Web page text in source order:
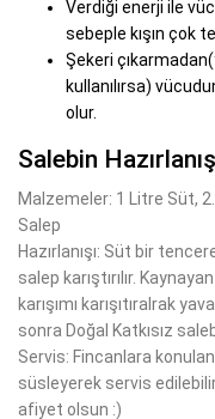
Verdiği enerji ile
sebeple kışın çok
Şekeri
kullanılırsa)
olur.
Salebin
Malzemeler: 1 Litre Süt,
Salep
Hazırlanışı: Süt bir
salep karıştırılır.
karışımı karışıtıralrak
sonra Doğal Katkısız
Servis: Fincanlara
süsleyerek servis
afiyet olsun :)